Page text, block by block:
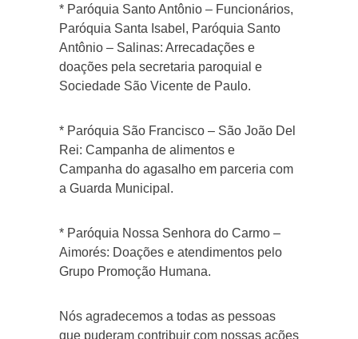
* Paróquia Santo Antônio – Funcionários,
Paróquia Santa Isabel, Paróquia Santo
Antônio – Salinas: Arrecadações e
doações pela secretaria paroquial e
Sociedade São Vicente de Paulo.
* Paróquia São Francisco – São João Del
Rei: Campanha de alimentos e
Campanha do agasalho em parceria com
a Guarda Municipal.
* Paróquia Nossa Senhora do Carmo –
Aimorés: Doações e atendimentos pelo
Grupo Promoção Humana.
Nós agradecemos a todas as pessoas
que puderam contribuir com nossas ações